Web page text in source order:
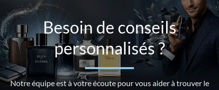
Besoin de conseils
personnalisés ?
Notre équipe est à votre écoute pour vous aider à trouver le